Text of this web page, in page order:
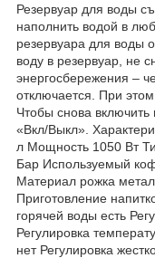
Резервуар для воды
наполнить водой в
резервуара для воды
воду в резервуар, не
энергосбережения –
отключается. При
Чтобы снова
«Вкл/Выкл».
л Мощность 1050 Вт
Бар Используемый
Материал рожка
Приготовление
горячей воды есть
Регулировка
нет Регулировка